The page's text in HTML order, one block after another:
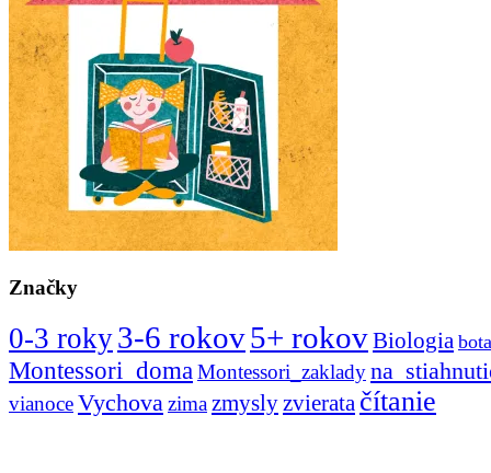
Značky
0-3 roky3-6 rokov5+ rokovBiologia
Montessori_domaMontessori_zaklady
vianoceVychovazimazmysly zvierata čítanie